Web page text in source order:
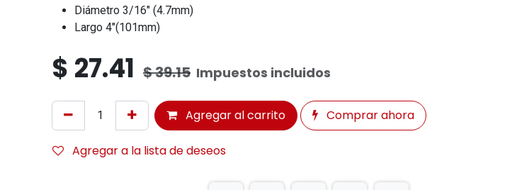
Diámetro 3/16" (4.7mm)
Largo 4"(101mm)
$ 27.41 $39.15 Impuestos incluidos
Agregar al carrito Comprar ahora
Agregar a la lista de deseos